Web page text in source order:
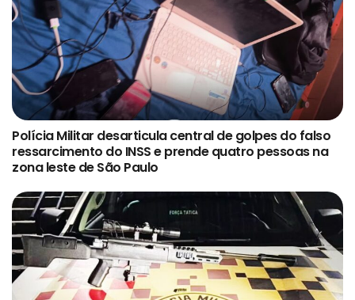
Polícia Militar desarticula central de golpes do falso
ressarcimento do INSS e prende quatro pessoas na
zona leste de São Paulo